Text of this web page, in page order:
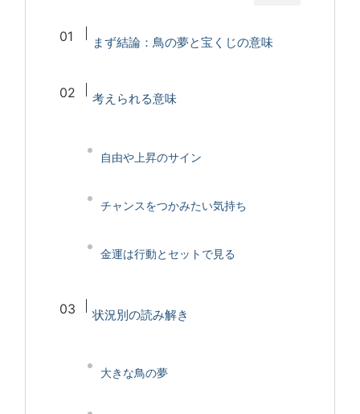
まず結論：鳥の夢と宝くじの意味
考えられる意味
自由や上昇のサイン
チャンスをつかみたい気持ち
金運は行動とセットで見る
状況別の読み解き
大きな鳥の夢